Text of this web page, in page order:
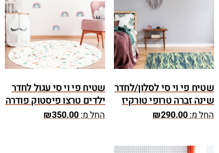
שטיח פי וי סי לסלון/לחדר
שינה זברה טרופי טורקיז
החל מ: ₪290.00
שטיח פי וי סי עגול לחדר
ילדים טרצו פיסטוק פודרה
החל מ: ₪350.00